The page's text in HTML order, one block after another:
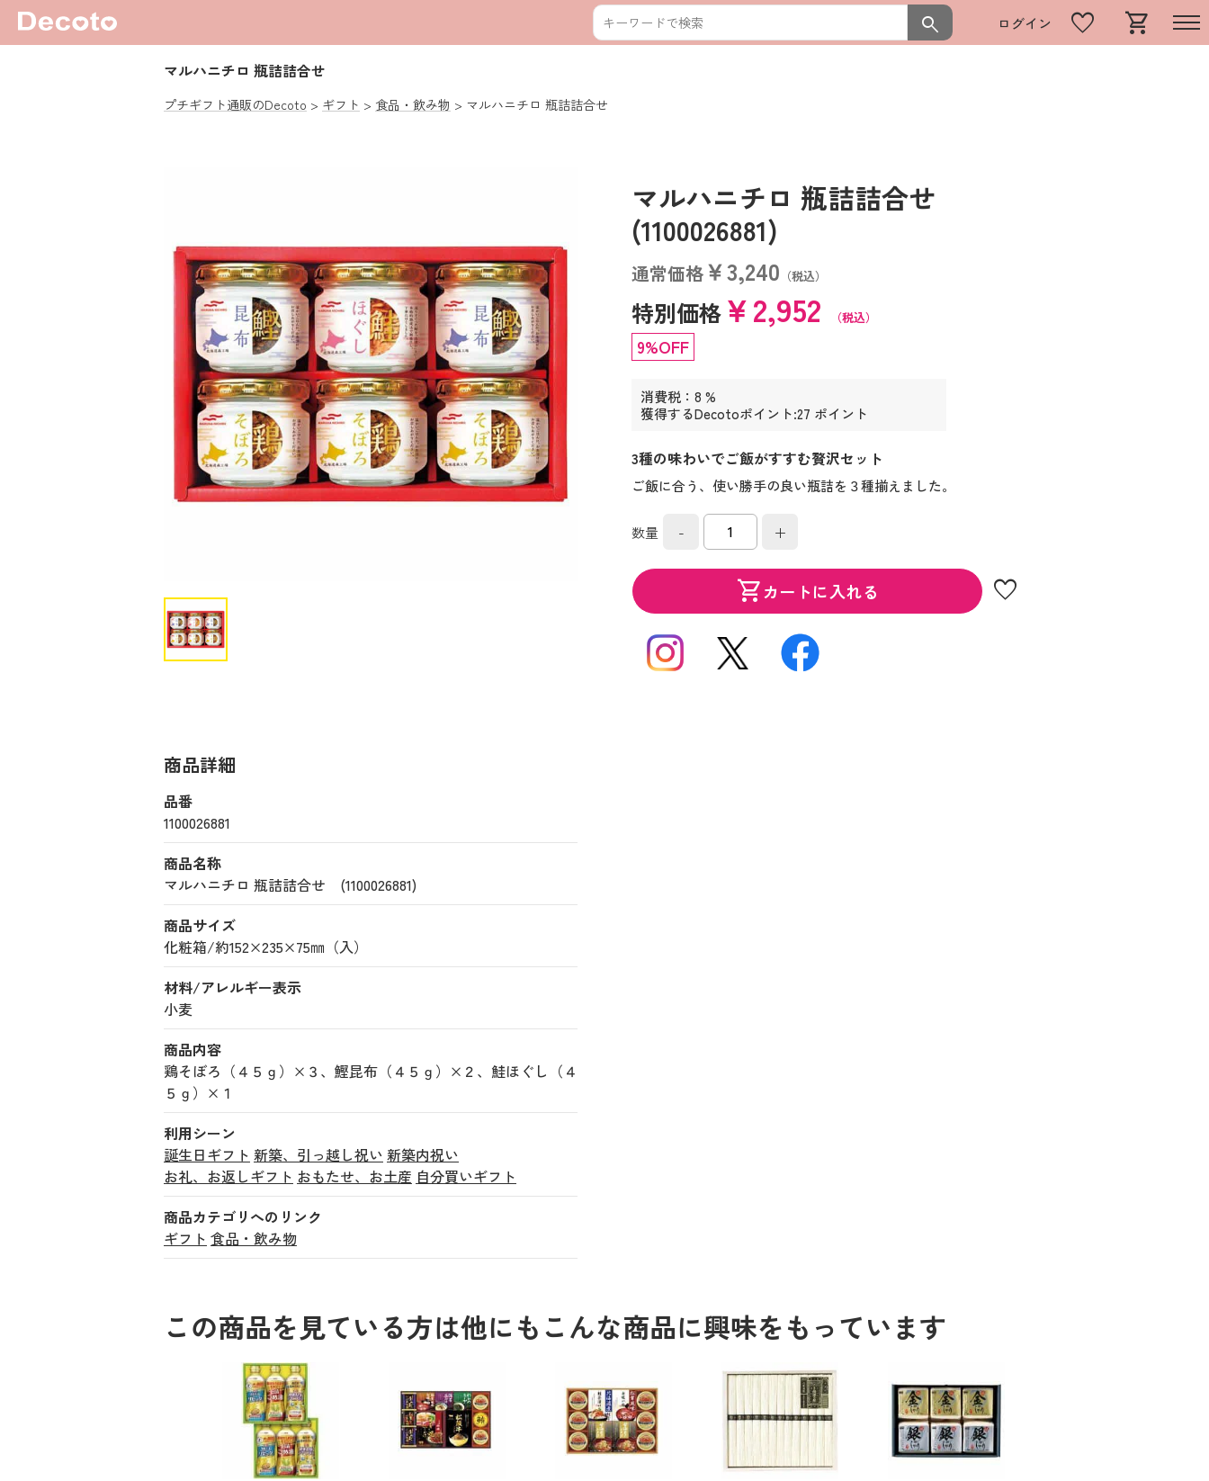
search ログイン favorite shopping_cart
マルハニチロ 瓶詰詰合せ
プチギフト通販のDecoto ギフト 食品・飲み物 マルハニチロ 瓶詰詰合せ
マルハニチロ 瓶詰詰合せ
(1100026881)
通常価格￥3,240 （税込）
特別価格￥2,952 （税込）
9%OFF
消費税：8 %
獲得するDecotoポイント:27 ポイント
3種の味わいでご飯がすすむ贅沢セット
ご飯に合う、使い勝手の良い瓶詰を３種揃えました。
数量 - +
shopping_cartカートに入れる favorite
商品詳細
品番
1100026881
商品名称
マルハニチロ 瓶詰詰合せ (1100026881)
商品サイズ
化粧箱/約152×235×75㎜（入）
材料/アレルギー表示
小麦
商品内容
鶏そぼろ（４５ｇ）×３、鰹昆布（４５ｇ）×２、鮭ほぐし（４
５ｇ）×１
利用シーン
誕生日ギフト 新築、引っ越し祝い 新築内祝い
お礼、お返しギフト おもたせ、お土産 自分買いギフト
商品カテゴリへのリンク
ギフト 食品・飲み物
この商品を見ている方は他にもこんな商品に興味をもっています